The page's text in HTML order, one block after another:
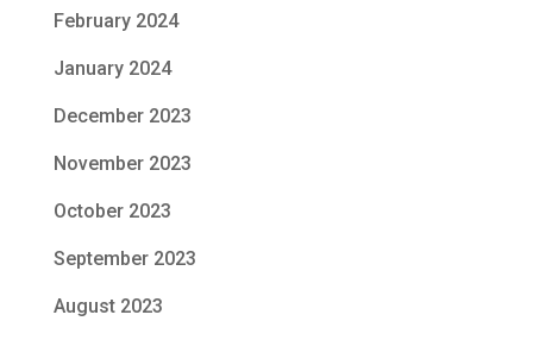
February 2024
January 2024
December 2023
November 2023
October 2023
September 2023
August 2023